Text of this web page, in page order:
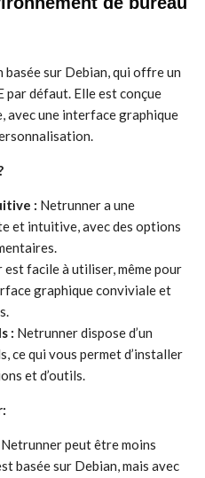
sur Debian, qui offre un
par défaut. Elle est conçue
une interface graphique
: Netrunner a une
et intuitive, avec des options
est facile à utiliser, même pour
graphique conviviale et
: Netrunner dispose d’un
ce qui vous permet d’installer
et d’outils.
Netrunner peut être moins
basée sur Debian, mais avec